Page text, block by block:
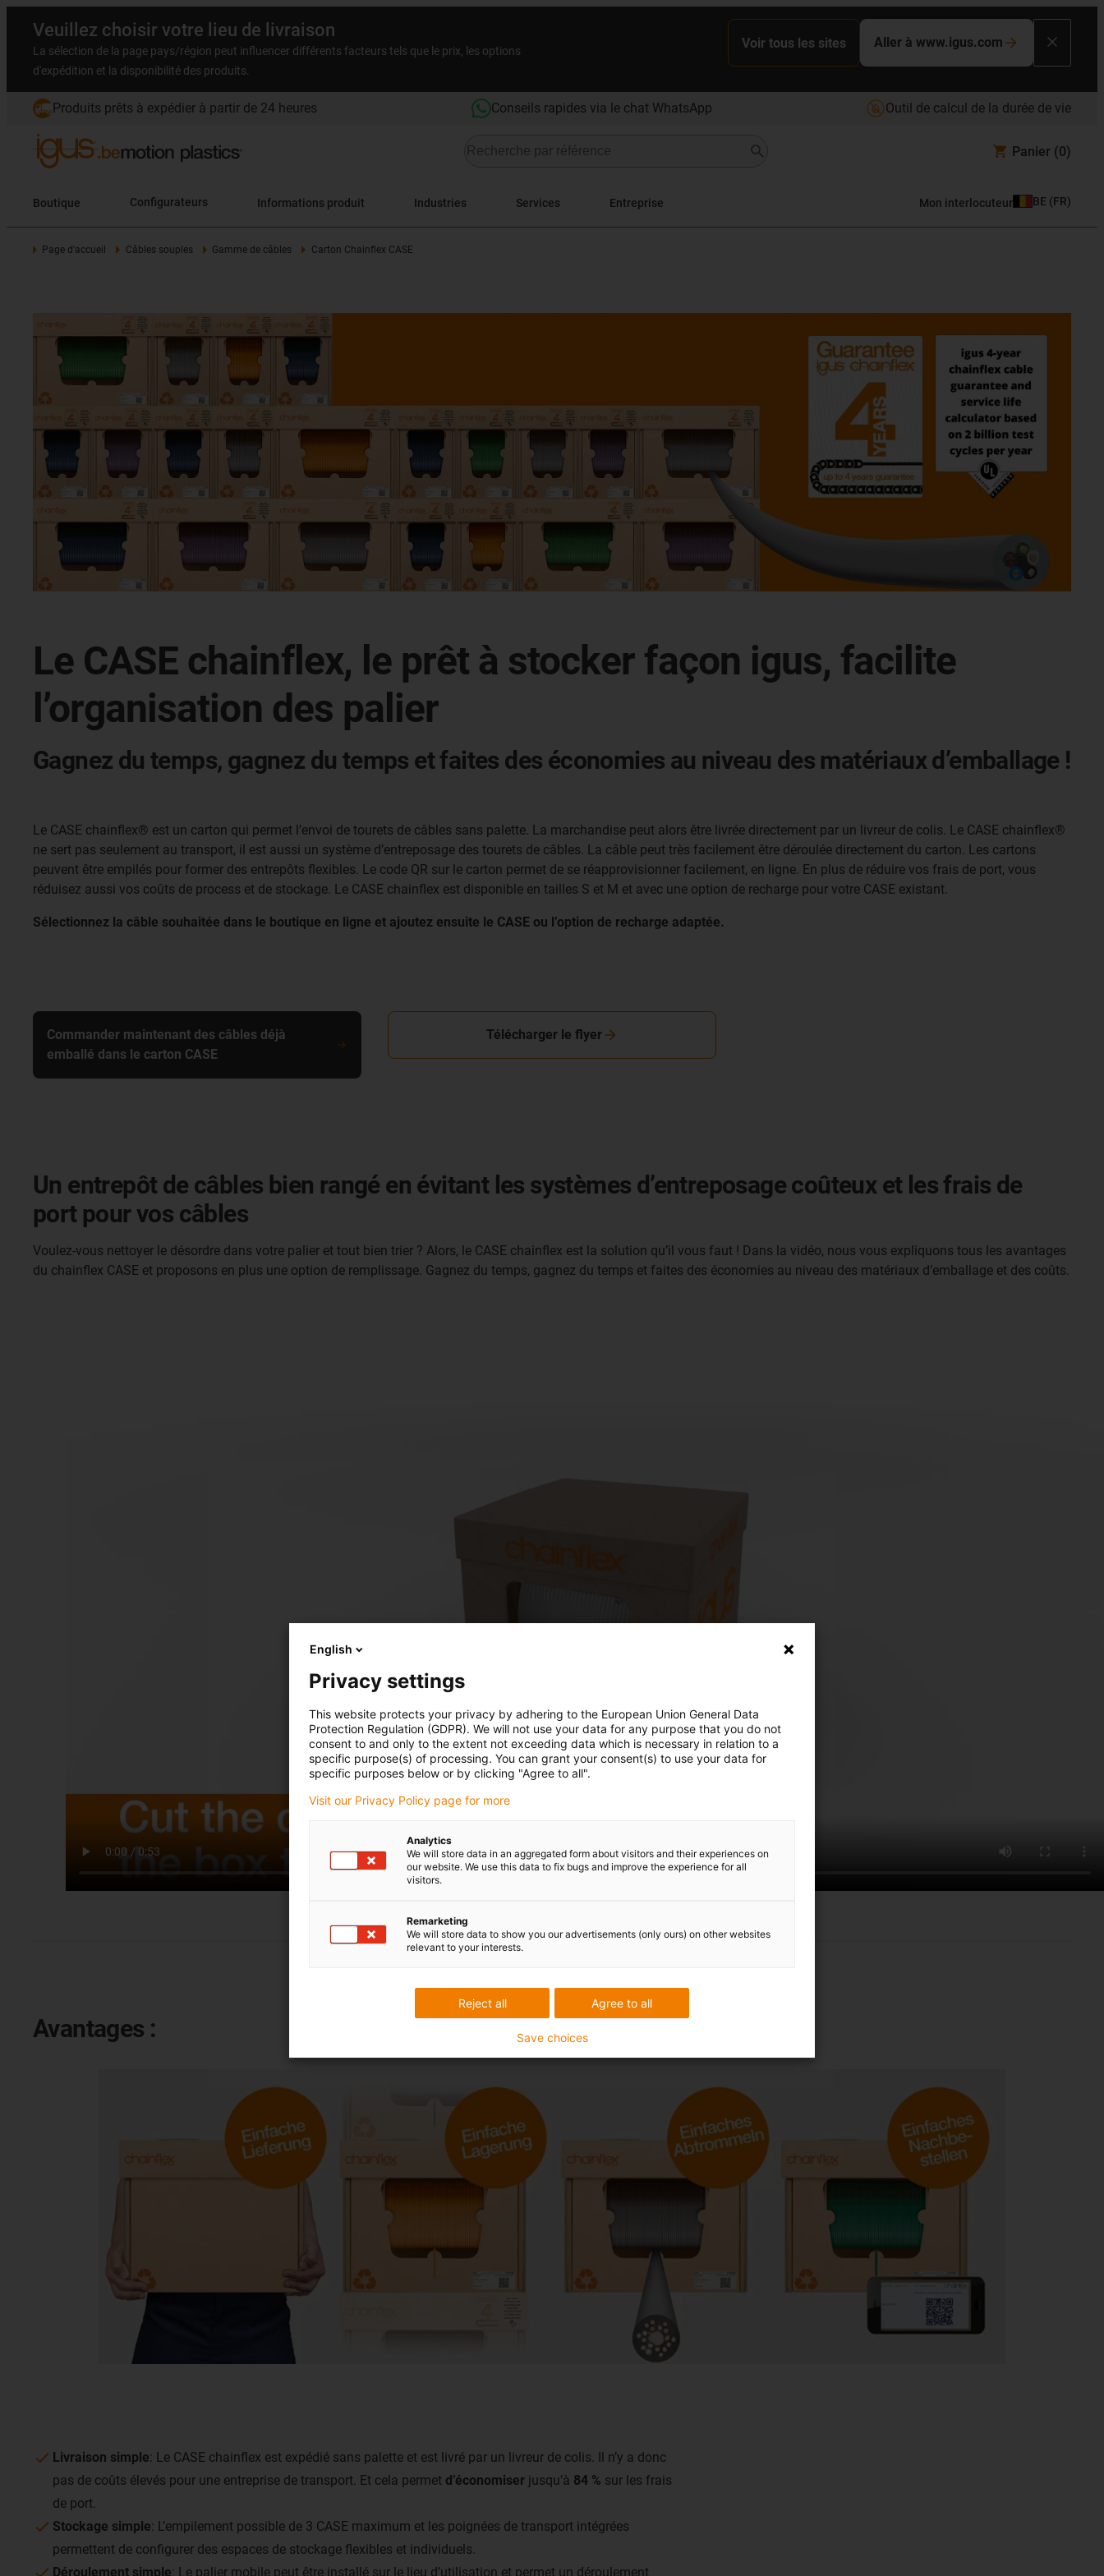
Veuillez choisir votre lieu de livraison
La sélection de la page pays/région peut influencer différents facteurs tels que le prix, les options
d'expédition et la disponibilité des produits.
Voir tous les sites Aller à www.igus.com
Produits prêts à expédier à partir de 24 heures Conseils rapides via le chat WhatsApp Outil de calcul de la durée de vie
Panier (0)
Boutique Configurateurs Informations produit Industries Services Entreprise Mon interlocuteur BE (FR)
Page d'accueil Câbles souples Gamme de câbles Carton Chainflex CASE
Le CASE chainflex, le prêt à stocker façon igus, facilite
l’organisation des palier
Gagnez du temps, gagnez du temps et faites des économies au niveau des matériaux d’emballage !
Le CASE chainflex® est un carton qui permet l’envoi de tourets de câbles sans palette. La marchandise peut alors être livrée directement par un livreur de colis. Le CASE chainflex®
ne sert pas seulement au transport, il est aussi un système d’entreposage des tourets de câbles. La câble peut très facilement être déroulée directement du carton. Les cartons
peuvent être empilés pour former des entrepôts flexibles. Le code QR sur le carton permet de se réapprovisionner facilement, en ligne. En plus de réduire vos frais de port, vous
réduisez aussi vos coûts de process et de stockage. Le CASE chainflex est disponible en tailles S et M et avec une option de recharge pour votre CASE existant.
Sélectionnez la câble souhaitée dans le boutique en ligne et ajoutez ensuite le CASE ou l’option de recharge adaptée.
Commander maintenant des câbles déjà
emballé dans le carton CASE
Télécharger le flyer
Un entrepôt de câbles bien rangé en évitant les systèmes d’entreposage coûteux et les frais de
port pour vos câbles
Voulez-vous nettoyer le désordre dans votre palier et tout bien trier ? Alors, le CASE chainflex est la solution qu’il vous faut ! Dans la vidéo, nous vous expliquons tous les avantages
du chainflex CASE et proposons en plus une option de remplissage. Gagnez du temps, gagnez du temps et faites des économies au niveau des matériaux d’emballage et des coûts.
Avantages :
Livraison simple: Le CASE chainflex est expédié sans palette et est livré par un livreur de colis. Il n’y a donc
pas de coûts élevés pour une entreprise de transport. Et cela permet d’économiser jusqu’à 84 % sur les frais
de port.
Stockage simple: L’empilement possible de 3 CASE maximum et les poignées de transport intégrées
permettent de configurer des espaces de stockage flexibles et individuels.
Déroulement simple: Le palier mobile peut être installé sur le lieu d’utilisation et permet un déroulement
English
Privacy settings
This website protects your privacy by adhering to the European Union General Data
Protection Regulation (GDPR). We will not use your data for any purpose that you do not
consent to and only to the extent not exceeding data which is necessary in relation to a
specific purpose(s) of processing. You can grant your consent(s) to use your data for
specific purposes below or by clicking "Agree to all".
Visit our Privacy Policy page for more
Analytics
We will store data in an aggregated form about visitors and their experiences on
our website. We use this data to fix bugs and improve the experience for all
visitors.
Remarketing
We will store data to show you our advertisements (only ours) on other websites
relevant to your interests.
Agree to all
Reject all
Save choices